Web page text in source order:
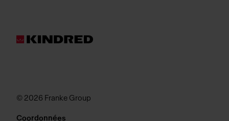
© 2026 Franke Group
Coordonnées